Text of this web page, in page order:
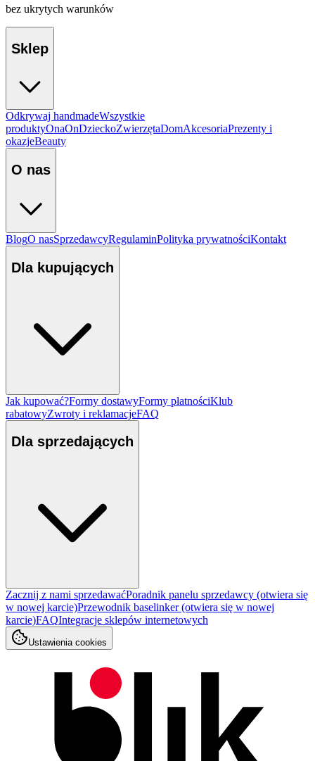
bez ukrytych warunków
Sklep
Odkrywaj handmadeWszystkie
produktyOnaOnDzieckoZwierzętaDomAkcesoriaPrezenty i
okazjeBeauty
O nas
BlogO nasSprzedawcyRegulaminPolityka prywatnościKontakt
Dla kupujących
Jak kupować?Formy dostawyFormy płatnościKlub
rabatowyZwroty i reklamacjeFAQ
Dla sprzedających
Zacznij z nami sprzedawaćPoradnik panelu sprzedawcy (otwiera się
w nowej karcie)Przewodnik baselinker(otwiera się w nowej
karcie)FAQIntegracje sklepów internetowych
Ustawienia cookies